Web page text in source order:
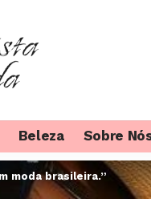
Beleza Sobre
moda brasileira.”